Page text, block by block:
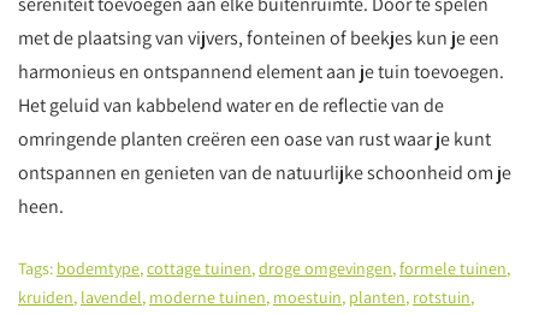
met de plaatsing van vijvers, fonteinen of beekjes kun je een
harmonieus en ontspannend element aan je tuin toevoegen.
Het geluid van kabbelend water en de reflectie van de
omringende planten creëren een oase van rust waar je kunt
ontspannen en genieten van de natuurlijke schoonheid om je
heen.
Tags: bodemtype,cottage tuinen,droge omgevingen,formele tuinen,
kruiden, lavendel, moderne tuinen, moestuin, planten, rotstuin,